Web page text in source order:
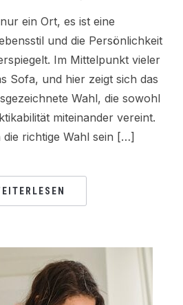
ein Ort, es ist eine
und die Persönlichkeit
Im Mittelpunkt vieler
Sofa, und hier zeigt sich das
Wahl, die sowohl
miteinander vereint.
richtige Wahl sein […]